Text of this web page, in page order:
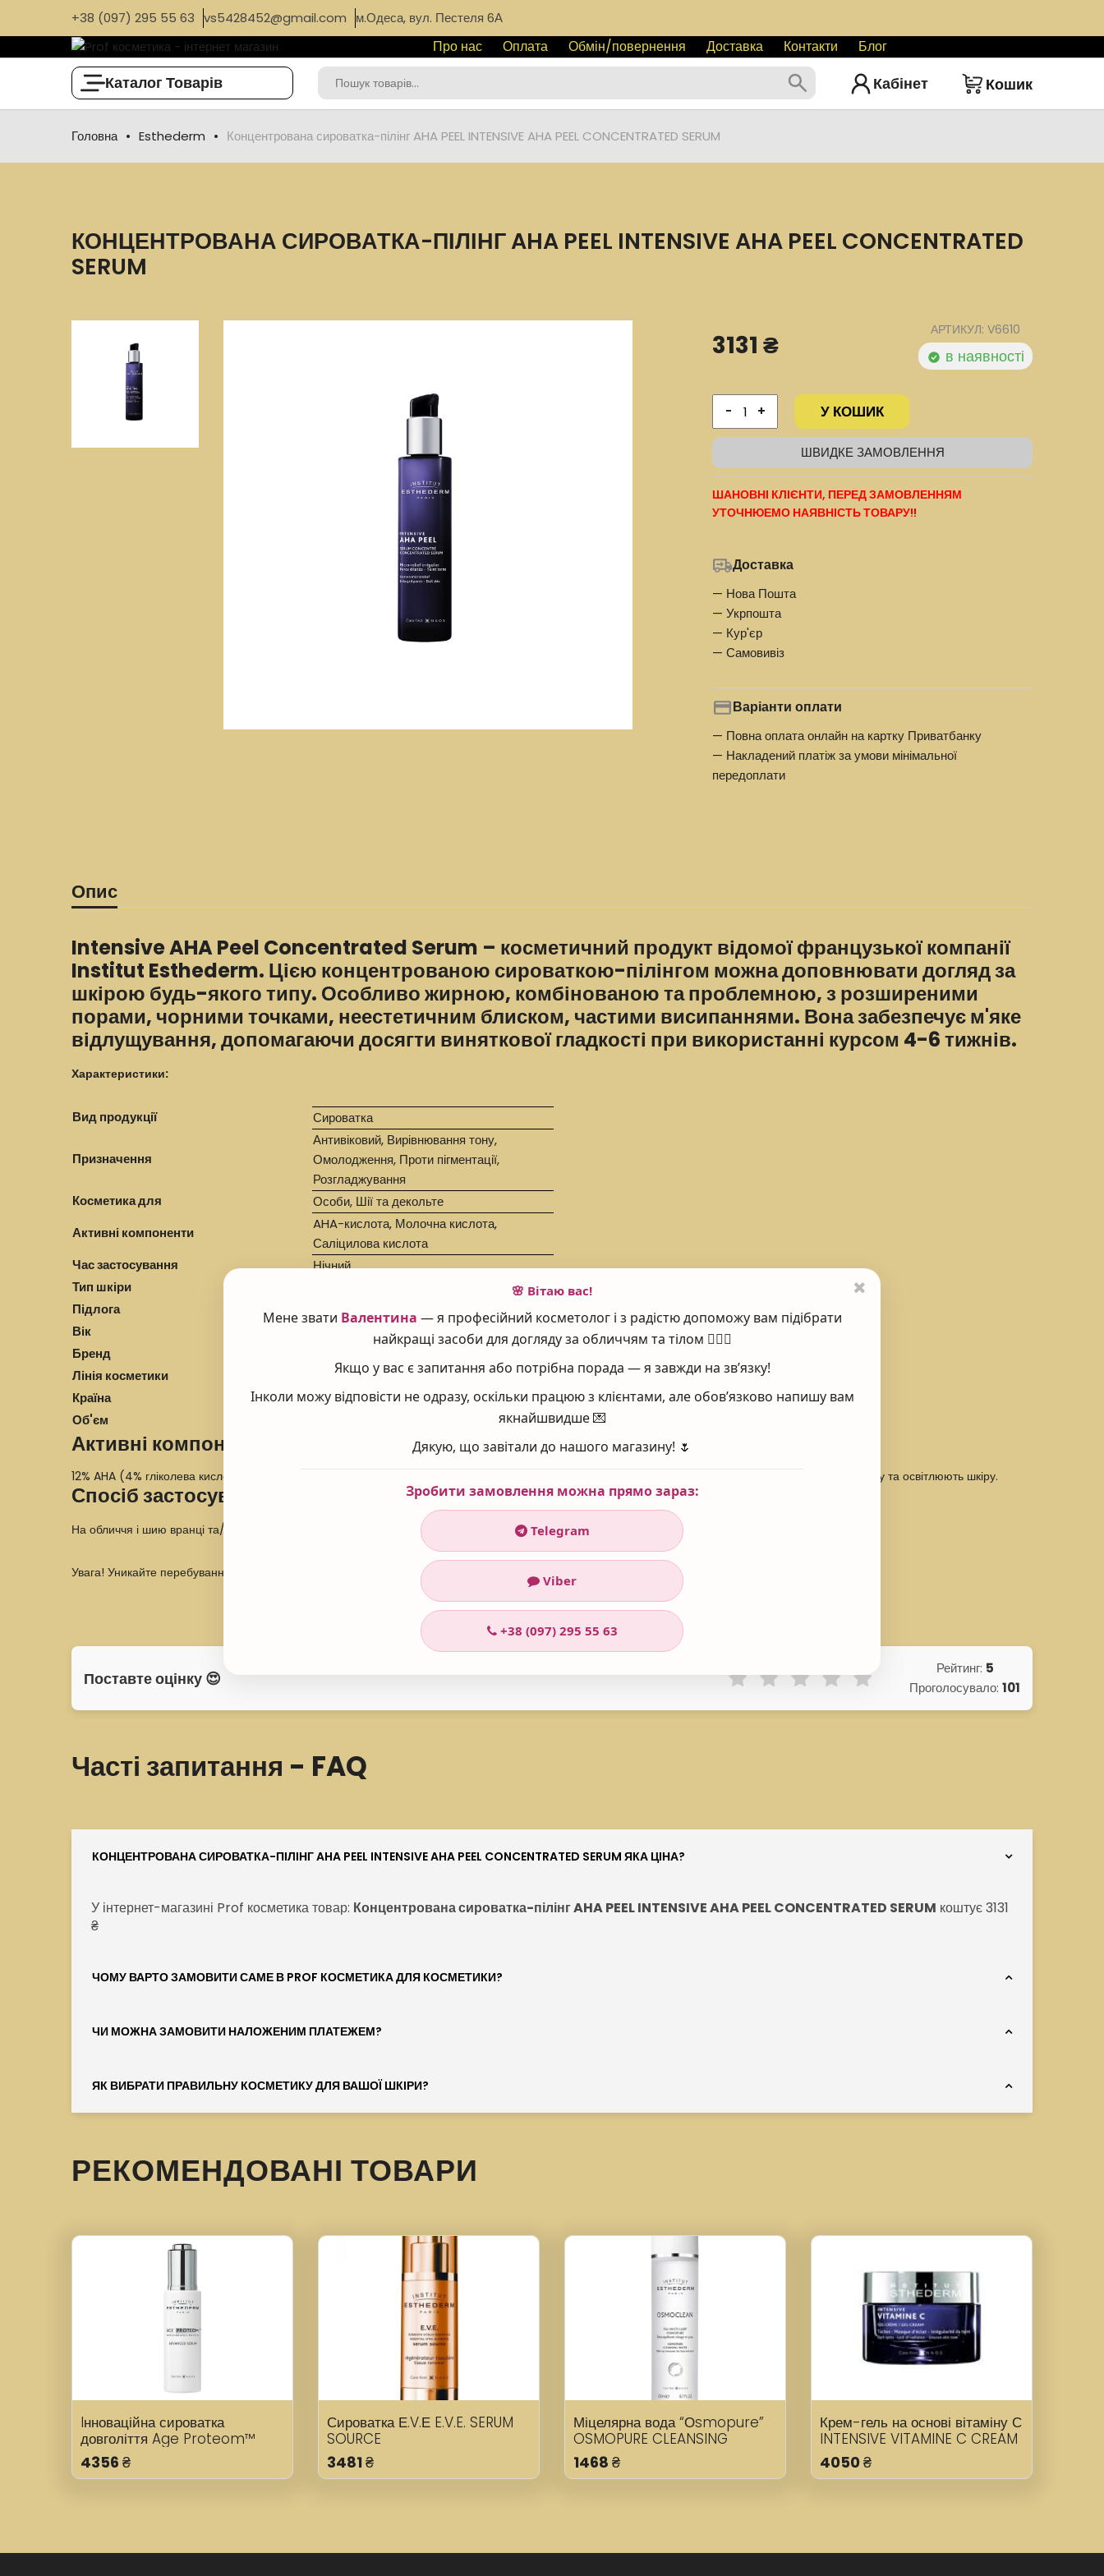
+38 (097) 295 55 63 vs5428452@gmail.com м.Одеса, вул. Пестеля 6А
Про нас Оплата Обмін/повернення Доставка Контакти Блог
Каталог Товарів Кабінет Кошик
Головна Esthederm Концентрована сироватка-пілінг AHA PEEL INTENSIVE AHA PEEL CONCENTRATED SERUM
КОНЦЕНТРОВАНА СИРОВАТКА-ПІЛІНГ AHA PEEL INTENSIVE AHA PEEL CONCENTRATED
SERUM
3131 ₴ АРТИКУЛ: V6610
в наявності
- + У КОШИК
ШВИДКЕ ЗАМОВЛЕННЯ
ШАНОВНІ КЛІЄНТИ, ПЕРЕД ЗАМОВЛЕННЯМ
УТОЧНЮЕМО НАЯВНІСТЬ ТОВАРУ!!
Доставка
— Нова Пошта
— Укрпошта
— Кур'єр
— Самовивіз
Варіанти оплати
— Повна оплата онлайн на картку Приватбанку
— Накладений платіж за умови мінімальної
передоплати
Опис
Intensive AHA Peel Concentrated Serum – косметичний продукт відомої французької компанії
Institut Esthederm. Цією концентрованою сироваткою-пілінгом можна доповнювати догляд за
шкірою будь-якого типу. Особливо жирною, комбінованою та проблемною, з розширеними
порами, чорними точками, неестетичним блиском, частими висипаннями. Вона забезпечує м'яке
відлущування, допомагаючи досягти виняткової гладкості при використанні курсом 4-6 тижнів.
Характеристики:
Вид продукції Сироватка
Призначення
Антивіковий, Вирівнювання тону,
Омолодження, Проти пігментації,
Розгладжування
Косметика для
Особи, Шії та декольте
Активні компоненти
AHA-кислота, Молочна кислота,
Саліцилова кислота
Час застосування
Нічний
Тип шкіри
Підлога
Для жінок
Вік
Бренд
Лінія косметики
INTENSIVE TREATMENT
Країна
Франція
Об'єм
Активні компоненти:
12% AHA (4% гліколева кислота, 2,5% молочна кислота, 3,5% лимонна кислота та 2% саліцилова кислота) – регенерують шкіру, розгладжують текстуру та освітлюють шкіру.
Спосіб застосування:
На обличчя і шию вранці та/або ввечері.
Увага! Уникайте перебування на сонці або нанесення відповідного сонцезахисного крему під час використання продукту.
Поставте оцінку 😍 Рейтинг: 5
Проголосувало: 101
Часті запитання - FAQ
КОНЦЕНТРОВАНА СИРОВАТКА-ПІЛІНГ AHA PEEL INTENSIVE AHA PEEL CONCENTRATED SERUM ЯКА ЦІНА?
У інтернет-магазині Prof косметика товар: Концентрована сироватка-пілінг AHA PEEL INTENSIVE AHA PEEL CONCENTRATED SERUM коштує 3131
₴
ЧОМУ ВАРТО ЗАМОВИТИ САМЕ В PROF КОСМЕТИКА ДЛЯ КОСМЕТИКИ?
ЧИ МОЖНА ЗАМОВИТИ НАЛОЖЕНИМ ПЛАТЕЖЕМ?
ЯК ВИБРАТИ ПРАВИЛЬНУ КОСМЕТИКУ ДЛЯ ВАШОЇ ШКІРИ?
РЕКОМЕНДОВАНІ ТОВАРИ
Iнноваційна сироватка
довголіття Age Proteom™
AGE PROTEOM™ ADVANCED
SERUM
4356 ₴
Сироватка Е.V.Е E.V.E. SERUM
SOURCE
3481₴
Міцелярна вода “Оsmopure”
OSMOPURE CLEANSING
WATER
1468 ₴
Крем-гель на основі вітаміну С
INTENSIVE VITAMINE C CREAM
4050 ₴
🌸 Вітаю вас!
Мене звати Валентина — я професійний косметолог і з радістю допоможу вам підібрати
найкращі засоби для догляду за обличчям та тілом 💆‍♀️✨
Якщо у вас є запитання або потрібна порада — я завжди на зв’язку!
Інколи можу відповісти не одразу, оскільки працюю з клієнтами, але обов’язково напишу вам
якнайшвидше 💌
Дякую, що завітали до нашого магазину! 🌷
Зробити замовлення можна прямо зараз:
Telegram
Viber
+38 (097) 295 55 63